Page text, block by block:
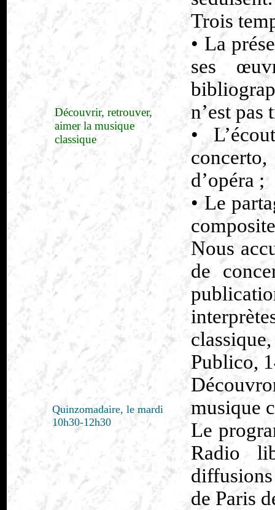
Trois
• La
ses
n’est pas
•
d’opéra ;
• Le
Nous
de
Publico,
musique
Le
Radio
de Paris
Découvrir, retrouver,
aimer la musique
classique
Quinzomadaire, le mardi
10h30-12h30